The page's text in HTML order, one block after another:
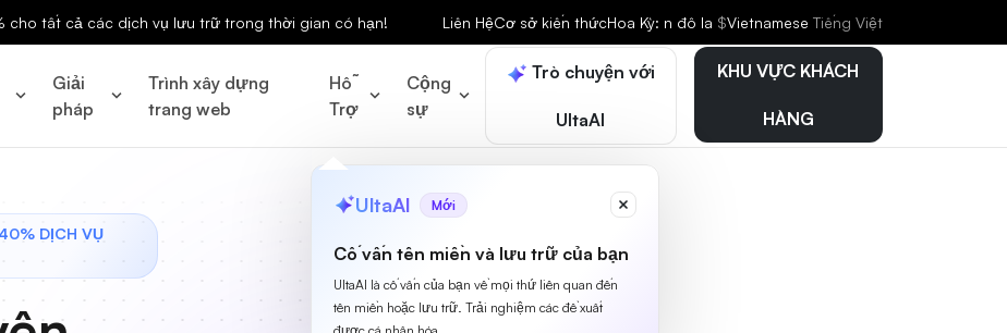
cho tất cả các dịch vụ lưu trữ trong thời gian có hạn! Liên HệCơ sở kiến thứcHoa Kỳ: n đô la $Vietnamese Tiếng Việt
Giải
pháp
Trình xây dựng
trang web
Hỗ
Trợ
Cộng
sự
Trò chuyện với
UltaAI
UltaAI Mới
Cố vấn tên miền và lưu trữ của bạn
UltaAI là cố vấn của bạn về mọi thứ liên quan đến
tên miền hoặc lưu trữ. Trải nghiệm các đề xuất
KHU VỰC KHÁCH
HÀNG
DỊCH VỤ